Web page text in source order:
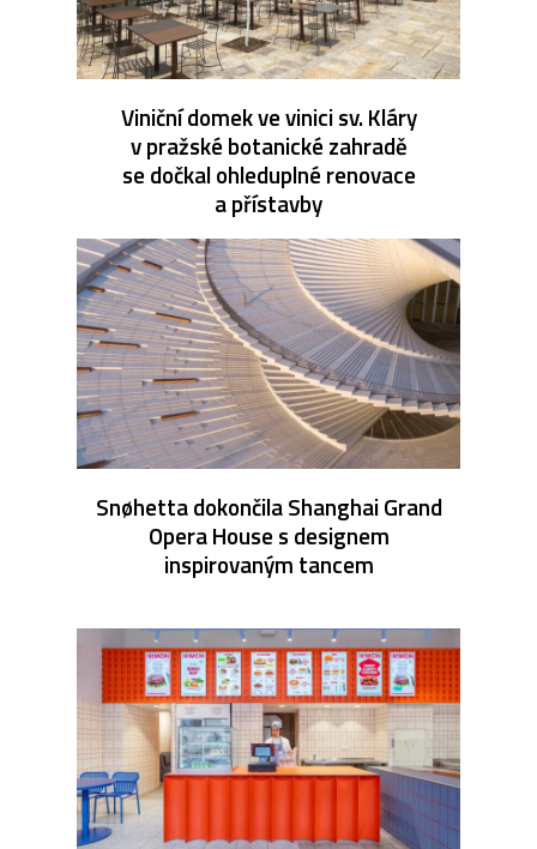
Viniční domek ve vinici sv. Kláry
v pražské botanické zahradě
se dočkal ohleduplné renovace
a přístavby
Snøhetta dokončila Shanghai Grand
Opera House s designem
inspirovaným tancem